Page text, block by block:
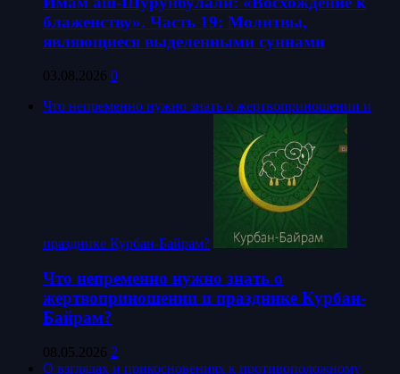
блаженству». Часть 19: Молитвы,
являющиеся выделенными суннами
03.08.2026 0
Что непременно нужно знать о жертвоприношении и
празднике Курбан-Байрам?
Что непременно нужно знать о
жертвоприношении и празднике Курбан-
Байрам?
08.05.2026 2
О взглядах и прикосновениях к противоположному